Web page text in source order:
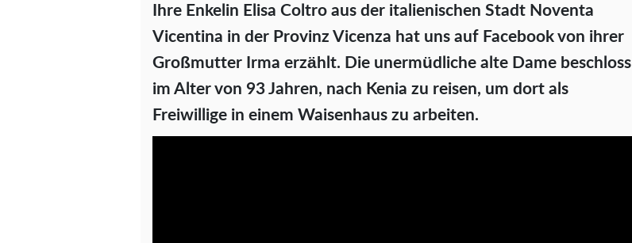
Ihre Enkelin Elisa Coltro aus der italienischen Stadt Noventa
Vicentina in der Provinz Vicenza hat uns auf Facebook von ihrer
Großmutter Irma erzählt. Die unermüdliche alte Dame beschloss
im Alter von 93 Jahren, nach Kenia zu reisen, um dort als
Freiwillige in einem Waisenhaus zu arbeiten.